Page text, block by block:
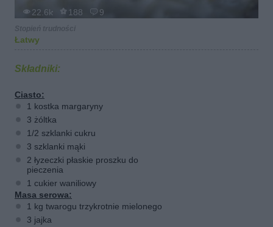
22.6k 188 9
Łatwy
Składniki:
Ciasto:
1 kostka margaryny
3 żóltka
1/2 szklanki cukru
3 szklanki mąki
2 łyzeczki płaskie proszku do
pieczenia
1 cukier waniliowy
Masa serowa:
1 kg twarogu trzykrotnie mielonego
3 jajka